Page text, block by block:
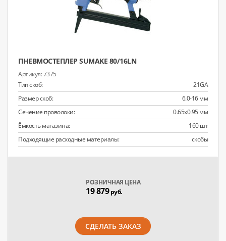
ПНЕВМОСТЕПЛЕР SUMAKE 80/16LN
7375
Тип скоб:
21GA
Размер скоб:
6.0-16 мм
Сечение проволоки:
0.65x0.95 мм
Ёмкость магазина:
160 шт
Подходящие расходные материалы:
скобы
РОЗНИЧНАЯ ЦЕНА
19 879руб.
СДЕЛАТЬ ЗАКАЗ